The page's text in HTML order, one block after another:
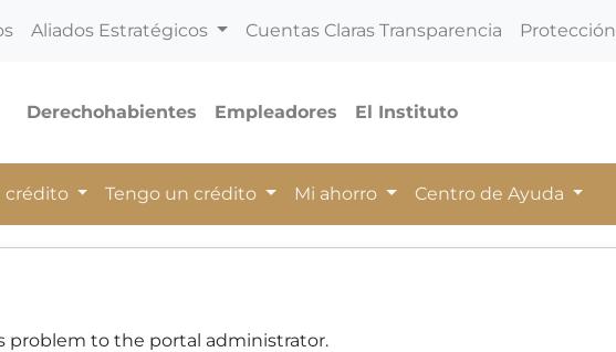
Aliados Estratégicos Cuentas Claras Transparencia
Derechohabientes Empleadores El Instituto
crédito Tengo un crédito Mi ahorro Centro de Ayuda
problem to the portal administrator.